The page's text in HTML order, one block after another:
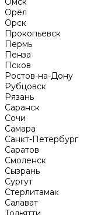
Орёл
Орск
Прокопьевск
Пермь
Пенза
Псков
Ростов-на-Дону
Рубцовск
Рязань
Саранск
Сочи
Самара
Санкт-Петербург
Саратов
Смоленск
Сызрань
Сургут
Стерлитамак
Салават